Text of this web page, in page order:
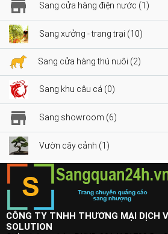
Sang cửa hàng điện nước (1)
Sang xưởng - trang trại (10)
Sang cửa hàng thú nuôi (2)
Sang khu câu cá (0)
Sang showroom (6)
Vườn cây cảnh (1)
CÔNG TY TNHH THƯƠNG MẠI DỊCH
SOLUTION